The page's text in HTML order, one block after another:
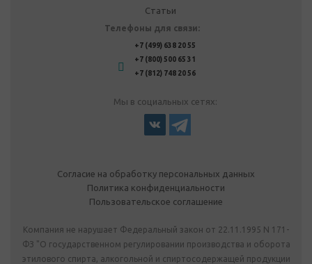
Статьи
Телефоны для связи:
+7 (499) 638 20 55
+7 (800) 500 65 31
+7 (812) 748 20 56
Мы в социальных сетях:
Согласие на обработку персональных данных
Политика конфиденциальности
Пользовательское соглашение
Компания не нарушает Федеральный закон от 22.11.1995 N 171-
ФЗ "О государственном регулировании производства и оборота
этилового спирта, алкогольной и спиртосодержащей продукции